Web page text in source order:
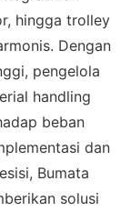
hingga trolley
Dengan
pengelola
handling
beban
dan
Bumata
solusi